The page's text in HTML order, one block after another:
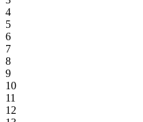
4
5
6
7
8
9
10
11
12